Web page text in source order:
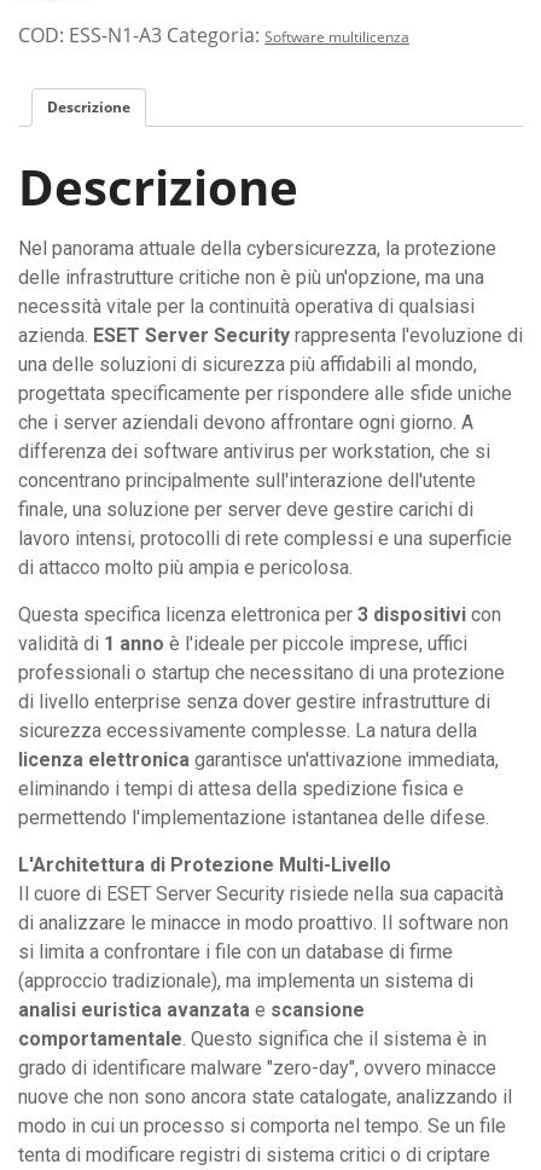
COD: ESS-N1-A3 Categoria: Software multilicenza
Descrizione
Descrizione
Nel panorama attuale della cybersicurezza, la protezione
delle infrastrutture critiche non è più un'opzione, ma una
necessità vitale per la continuità operativa di qualsiasi
azienda. ESET Server Security rappresenta l'evoluzione di
una delle soluzioni di sicurezza più affidabili al mondo,
progettata specificamente per rispondere alle sfide uniche
che i server aziendali devono affrontare ogni giorno. A
differenza dei software antivirus per workstation, che si
concentrano principalmente sull'interazione dell'utente
finale, una soluzione per server deve gestire carichi di
lavoro intensi, protocolli di rete complessi e una superficie
di attacco molto più ampia e pericolosa.
Questa specifica licenza elettronica per 3 dispositivi con
validità di 1 anno è l'ideale per piccole imprese, uffici
professionali o startup che necessitano di una protezione
di livello enterprise senza dover gestire infrastrutture di
sicurezza eccessivamente complesse. La natura della
licenza elettronica garantisce un'attivazione immediata,
eliminando i tempi di attesa della spedizione fisica e
permettendo l'implementazione istantanea delle difese.
L'Architettura di Protezione Multi-Livello
Il cuore di ESET Server Security risiede nella sua capacità
di analizzare le minacce in modo proattivo. Il software non
si limita a confrontare i file con un database di firme
(approccio tradizionale), ma implementa un sistema di
analisi euristica avanzata e scansione
comportamentale. Questo significa che il sistema è in
grado di identificare malware "zero-day", ovvero minacce
nuove che non sono ancora state catalogate, analizzando il
modo in cui un processo si comporta nel tempo. Se un file
tenta di modificare registri di sistema critici o di criptare